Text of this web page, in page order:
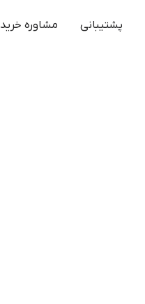
پشتیبانی مشاوره خرید